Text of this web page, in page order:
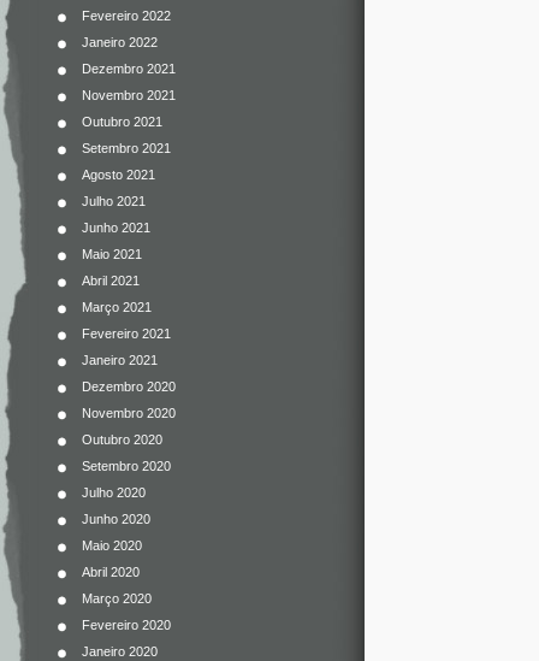
Fevereiro 2022
Janeiro 2022
Dezembro 2021
Novembro 2021
Outubro 2021
Setembro 2021
Agosto 2021
Julho 2021
Junho 2021
Maio 2021
Abril 2021
Março 2021
Fevereiro 2021
Janeiro 2021
Dezembro 2020
Novembro 2020
Outubro 2020
Setembro 2020
Julho 2020
Junho 2020
Maio 2020
Abril 2020
Março 2020
Fevereiro 2020
Janeiro 2020